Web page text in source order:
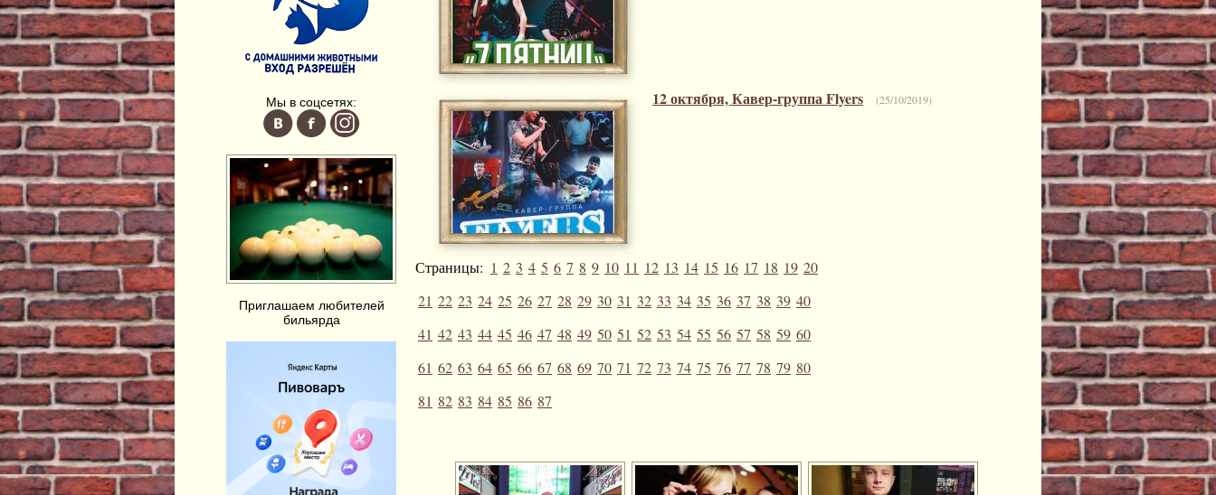
Мы в соцсетях:
Приглашаем любителей
бильярда
12 октября, Кавер-группа Flyers (25/10/2019)
Страницы: 1 2 3 4 5 6 7 8 9 10 11 12 13 14 15 16 17 18 19 20
21 22 23 24 25 26 27 28 29 30 31 32 33 34 35 36 37 38 39 40
41 42 43 44 45 46 47 48 49 50 51 52 53 54 55 56 57 58 59 60
61 62 63 64 65 66 67 68 69 70 71 72 73 74 75 76 77 78 79 80
81 82 83 84 85 86 87